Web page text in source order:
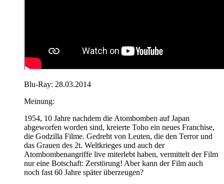
Blu-Ray: 28.03.2014
Meinung:
1954, 10 Jahre nachdem die Atombomben auf Japan
abgeworfen worden sind, kreierte Toho ein neues Franchise,
die Godzilla Filme. Gedreht von Leuten, die den Terror und
das Grauen des 2t. Weltkrieges und auch der
Atombombenangriffe live miterlebt haben, vermittelt der Film
nur eine Botschaft: Zerstörung! Aber kann der Film auch
noch fast 60 Jahre später überzeugen?